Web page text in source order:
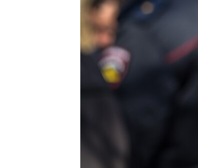
УКРАИНСКАЯ ПРОБЛЕМА КРЫМА